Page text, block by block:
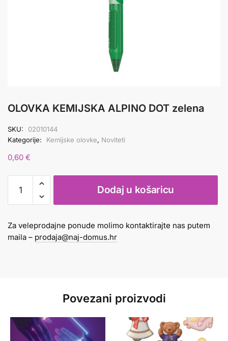
OLOVKA KEMIJSKA ALPINO DOT zelena
SKU:
02010144
Kategorije:
Kemijske olovke, Noviteti
0,60 €
KEMIJSKA
ALPINO
zelena
količina
Dodaj u košaricu
Za veleprodajne ponude molimo kontaktirajte nas putem
maila – prodaja@naj-domus.hr
Povezani proizvodi